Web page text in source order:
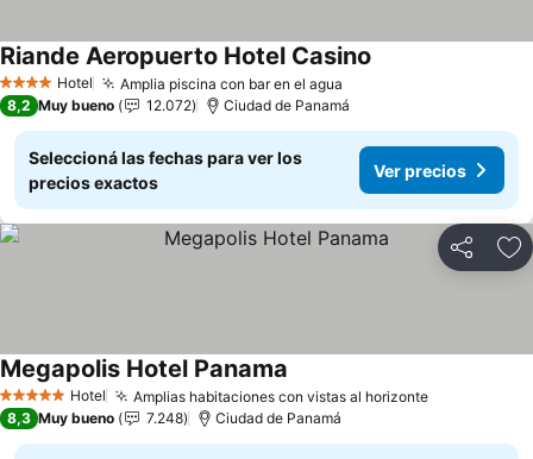
4 EstrellasHotel Amplia piscina con bar en el agua
Riande Aeropuerto Hotel Casino
8,2 Muy bueno 12.072 Ciudad de Panamá
Seleccioná las fechas para ver los
precios exactos
Ver precios
Compartir
5 Estrellas Hotel Amplias habitaciones con vistas al horizonteVer precios
Megapolis Hotel Panama
8,3 Muy bueno 7.248 Ciudad de Panamá